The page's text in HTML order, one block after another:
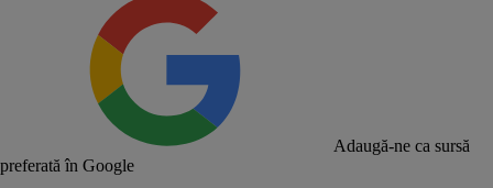
Adaugă-ne ca sursă
preferată în Google